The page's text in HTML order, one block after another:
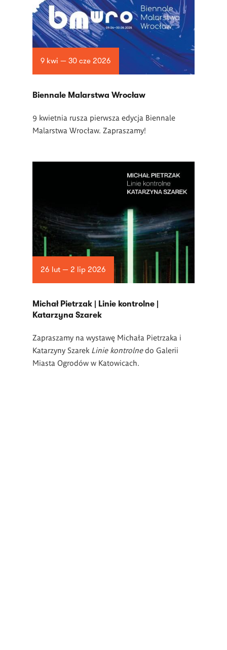
9 kwi — 30 cze 2026
Biennale Malarstwa Wrocław
9 kwietnia rusza pierwsza edycja Biennale
Malarstwa Wrocław. Zapraszamy!
26 lut — 2 lip 2026
Michał Pietrzak | Linie kontrolne |
Katarzyna Szarek
Zapraszamy na wystawę Michała Pietrzaka i
Katarzyny Szarek Linie kontrolnedo Galerii
Miasta Ogrodów w Katowicach.